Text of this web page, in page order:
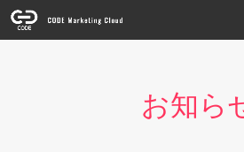
お知ら